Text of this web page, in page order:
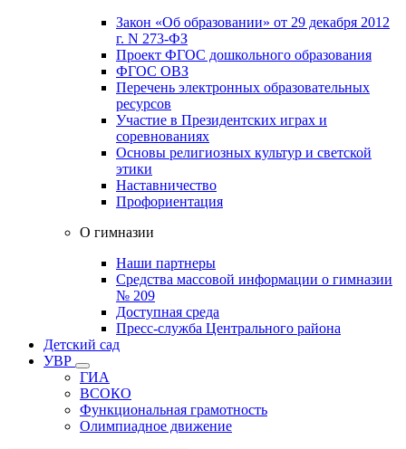
Закон «Об образовании» от 29 декабря 2012
г. N 273-ФЗ
Проект ФГОС дошкольного образования
ФГОС ОВЗ
Перечень электронных образовательных
ресурсов
Участие в Президентских играх и
соревнованиях
Основы религиозных культур и светской
этики
Наставничество
Профориентация
О гимназии
Наши партнеры
Средства массовой информации о гимназии
№ 209
Доступная среда
Пресс-служба Центрального района
Детский сад
УВР
ГИА
ВСОКО
Функциональная грамотность
Олимпиадное движение